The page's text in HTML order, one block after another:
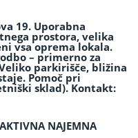
19. Uporabna
prostora, velika
vsa oprema lokala.
– primerno za
parkirišče, bližina
Pomoč pri
sklad). Kontakt:
NAJEMNA